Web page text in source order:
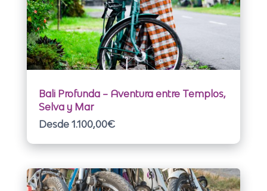
Bali Profunda – Aventura entre Templos,
Selva y Mar
Desde 1.100,00€